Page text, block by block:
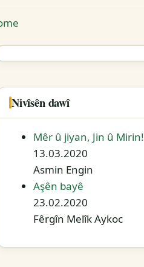
Nivîsên dawî
Mêr û jiyan, Jin û Mirin!
13.03.2020
Asmin Engin
Aşên bayê
23.02.2020
Fêrgîn Melîk Aykoc